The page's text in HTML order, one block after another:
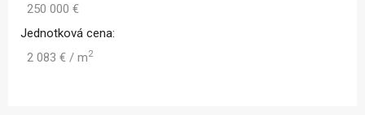
250 000 €
Jednotková cena:
2 083 € / m2